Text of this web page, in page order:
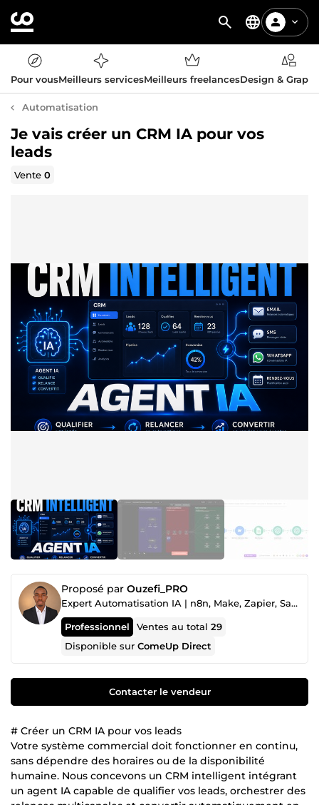
Pour vousMeilleurs servicesMeilleurs freelancesDesign &
Automatisation
Je vais créer un CRM IA pour vos
leads
Vente0
Proposé par Ouzefi_PRO
Expert Automatisation IA | n8n, Make, Zapier, SaaS & Agents IA
Professionnel Ventes au total29
Disponible surComeUp Direct
Contacter le vendeur
# Créer un CRM IA pour vos leads
Votre système commercial doit fonctionner en continu,
sans dépendre des horaires ou de la disponibilité
humaine. Nous concevons un CRM intelligent intégrant
un agent IA capable de qualifier vos leads, orchestrer des